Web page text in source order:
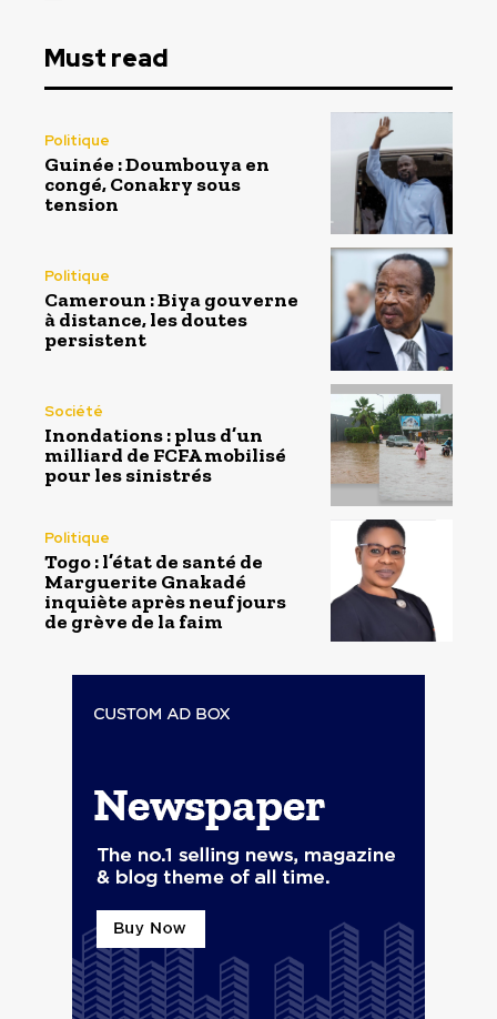
Must read
Politique
Guinée : Doumbouya en
congé, Conakry sous
tension
Politique
Cameroun : Biya gouverne
à distance, les doutes
persistent
Société
Inondations : plus d’un
milliard de FCFA mobilisé
pour les sinistrés
Politique
Togo : l’état de santé de
Marguerite Gnakadé
inquiète après neuf jours
de grève de la faim